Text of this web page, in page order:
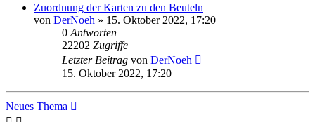
Zuordnung der Karten zu den Beuteln
von DerNoeh » 15. Oktober 2022, 17:20
0 Antworten
22202 Zugriffe
Letzter Beitrag von DerNoeh
15. Oktober 2022, 17:20
Neues Thema